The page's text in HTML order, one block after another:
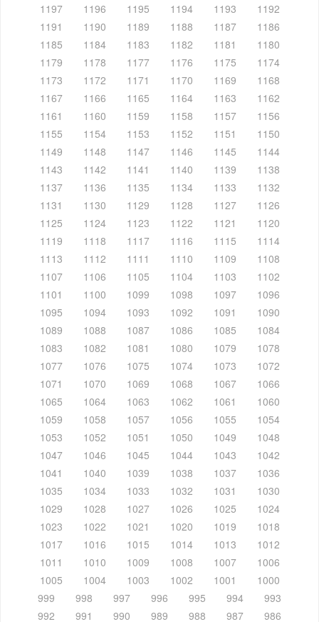
1197
1196 1195 1194 1193
1192
1191
1190 1189 1188 1187
1186
1185
1184 1183 1182 1181
1180
1179
1178 1177 1176 1175
1174
1173
1172 1171 1170 1169
1168
1167
1166 1165 1164 1163
1162
1161
1160 1159 1158 1157
1156
1155
1154 1153 1152 1151
1150
1149
1148 1147 1146 1145
1144
1143
1142 1141 1140 1139
1138
1137
1136 1135 1134 1133
1132
1131
1130 1129 1128 1127
1126
1125
1124 1123 1122 1121
1120
1119
1118 1117 1116 1115
1114
1113
1112 1111 1110 1109
1108
1107
1106 1105 1104 1103
1102
1101
1100 1099 1098 1097
1096
1095
1094 1093 1092 1091
1090
1089
1088 1087 1086 1085
1084
1083
1082 1081 1080 1079
1078
1077
1076 1075 1074 1073
1072
1071
1070 1069 1068 1067
1066
1065
1064 1063 1062 1061
1060
1059
1058 1057 1056 1055
1054
1053
1052 1051 1050 1049
1048
1047
1046 1045 1044 1043
1042
1041
1040 1039 1038 1037
1036
1035
1034 1033 1032 1031
1030
1029
1028 1027 1026 1025
1024
1023
1022 1021 1020 1019
1018
1017
1016 1015 1014 1013
1012
1011
1010 1009 1008 1007
1006
1005
1004 1003 1002 1001
1000
999
998 997 996 995 994
993
992
991 990 989 988 987 986